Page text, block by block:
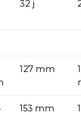
32 j
127 mm
153 mm